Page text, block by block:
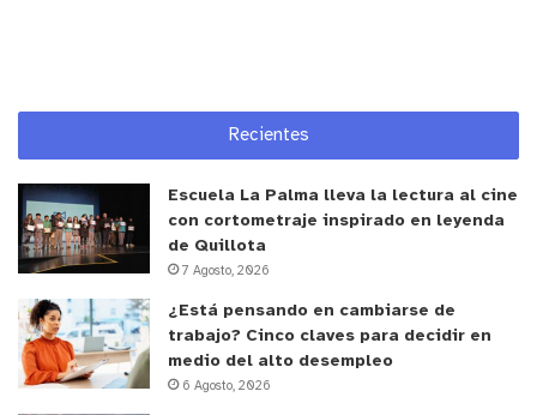
Recientes
Escuela La Palma lleva la lectura al cine
con cortometraje inspirado en leyenda
de Quillota
7 Agosto, 2026
¿Está pensando en cambiarse de
trabajo? Cinco claves para decidir en
medio del alto desempleo
6 Agosto, 2026